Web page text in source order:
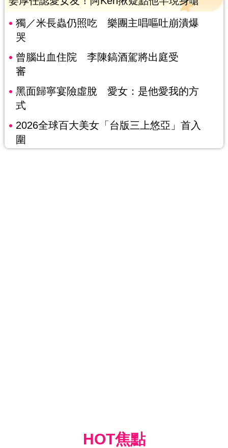
獨／米長蟲仍照吃 樂團主唱嘔吐崩潰爆
哭
曾腦出血住院 李陳鎬酒駕將出庭受
審
黑面歸寧宴險虛脫 愛女：是他愛我的方
式
2026全球百大美女「台版三上悠亞」首入
圍
HOT焦點